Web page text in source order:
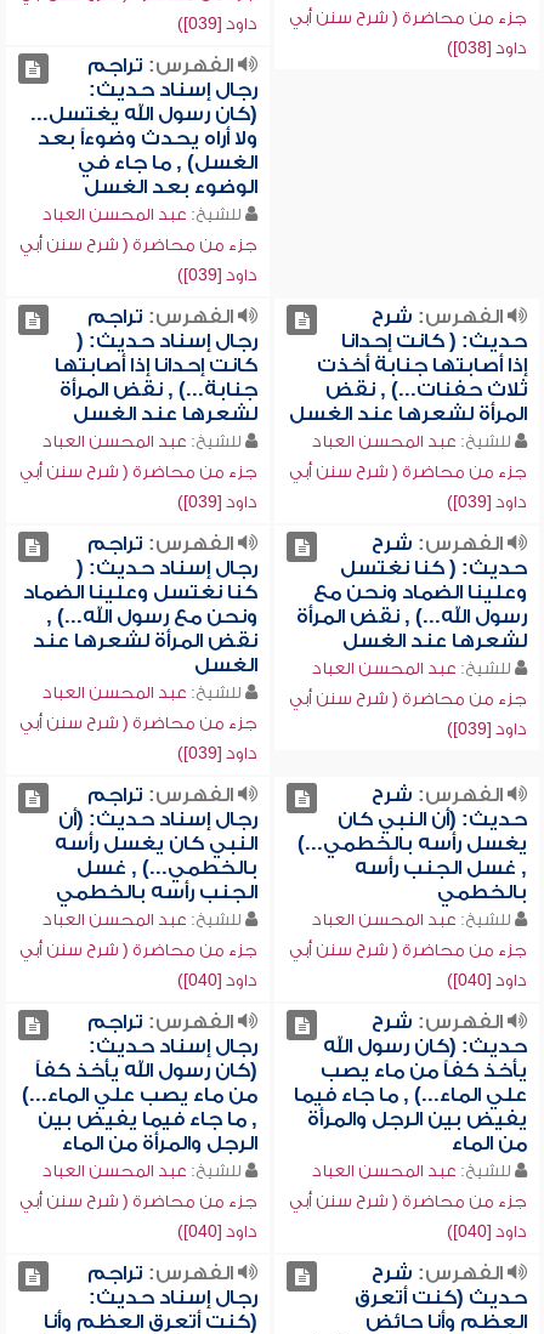
جزء من محاضرة ( شرح سنن أبي
داود [038])
داود [039])
الفهرس: تراجم
رجال إسناد حديث:
(كان رسول الله يغتسل...
ولا أراه يحدث وضوءاً بعد
الغسل) , ما جاء في
الوضوء بعد الغسل
للشيخ: عبد المحسن العباد
جزء من محاضرة ( شرح سنن أبي
داود [039])
الفهرس: شرح
حديث: ( كانت إحدانا
إذا أصابتها جنابة أخذت
ثلاث حفنات...) , نقض
المرأة لشعرها عند الغسل
للشيخ: عبد المحسن العباد
جزء من محاضرة ( شرح سنن أبي
داود [039])
الفهرس: تراجم
رجال إسناد حديث: (
كانت إحدانا إذا أصابتها
جنابة...) , نقض المرأة
لشعرها عند الغسل
للشيخ: عبد المحسن العباد
جزء من محاضرة ( شرح سنن أبي
داود [039])
الفهرس: شرح
حديث: ( كنا نغتسل
وعلينا الضماد ونحن مع
رسول الله...) , نقض المرأة
لشعرها عند الغسل
للشيخ: عبد المحسن العباد
جزء من محاضرة ( شرح سنن أبي
داود [039])
الفهرس: تراجم
رجال إسناد حديث: (
كنا نغتسل وعلينا الضماد
ونحن مع رسول الله...) ,
نقض المرأة لشعرها عند
الغسل
للشيخ: عبد المحسن العباد
جزء من محاضرة ( شرح سنن أبي
داود [039])
الفهرس: شرح
حديث: (أن النبي كان
يغسل رأسه بالخطمي...)
, غسل الجنب رأسه
بالخطمي
للشيخ: عبد المحسن العباد
جزء من محاضرة ( شرح سنن أبي
داود [040])
الفهرس: تراجم
رجال إسناد حديث: (أن
النبي كان يغسل رأسه
بالخطمي...) , غسل
الجنب رأسه بالخطمي
للشيخ: عبد المحسن العباد
جزء من محاضرة ( شرح سنن أبي
داود [040])
الفهرس: شرح
حديث: (كان رسول الله
يأخذ كفاً من ماء يصب
علي الماء...) , ما جاء فيما
يفيض بين الرجل والمرأة
من الماء
للشيخ: عبد المحسن العباد
جزء من محاضرة ( شرح سنن أبي
داود [040])
الفهرس: تراجم
رجال إسناد حديث:
(كان رسول الله يأخذ كفاً
من ماء يصب علي الماء...)
, ما جاء فيما يفيض بين
الرجل والمرأة من الماء
للشيخ: عبد المحسن العباد
جزء من محاضرة ( شرح سنن أبي
داود [040])
الفهرس: شرح
حديث (كنت أتعرق
العظم وأنا حائض
الفهرس: تراجم
رجال إسناد حديث:
(كنت أتعرق العظم وأنا